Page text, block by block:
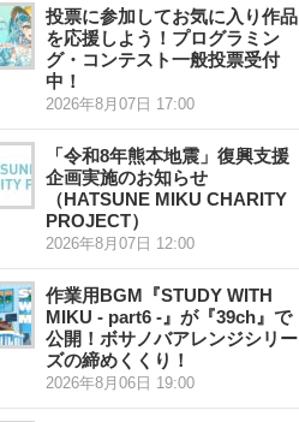
投票に参加してお気に入り作品
を応援しよう！プログラミン
グ・コンテスト一般投票受付
中！
2026年8月07日 17:00
「令和8年熊本地震」復興支援
企画実施のお知らせ
（HATSUNE MIKU CHARITY
PROJECT）
2026年8月07日 12:00
作業用BGM『STUDY WITH
MIKU - part6 -』が『39ch』で
公開！ボサノバアレンジシリー
ズの締めくくり！
2026年8月06日 19:00